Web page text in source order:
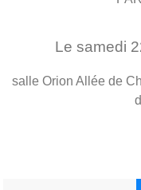
Le samedi
salle Orion Allée de